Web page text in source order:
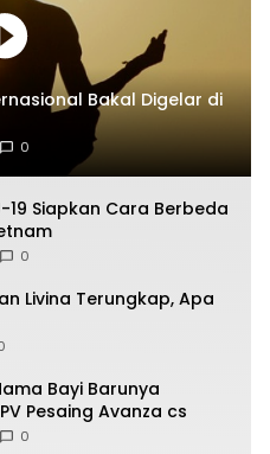
Bakal Digelar di
0
19 Siapkan Cara Berbeda
0
Livina Terungkap, Apa
Bayi Barunya
Pesaing Avanza cs
0